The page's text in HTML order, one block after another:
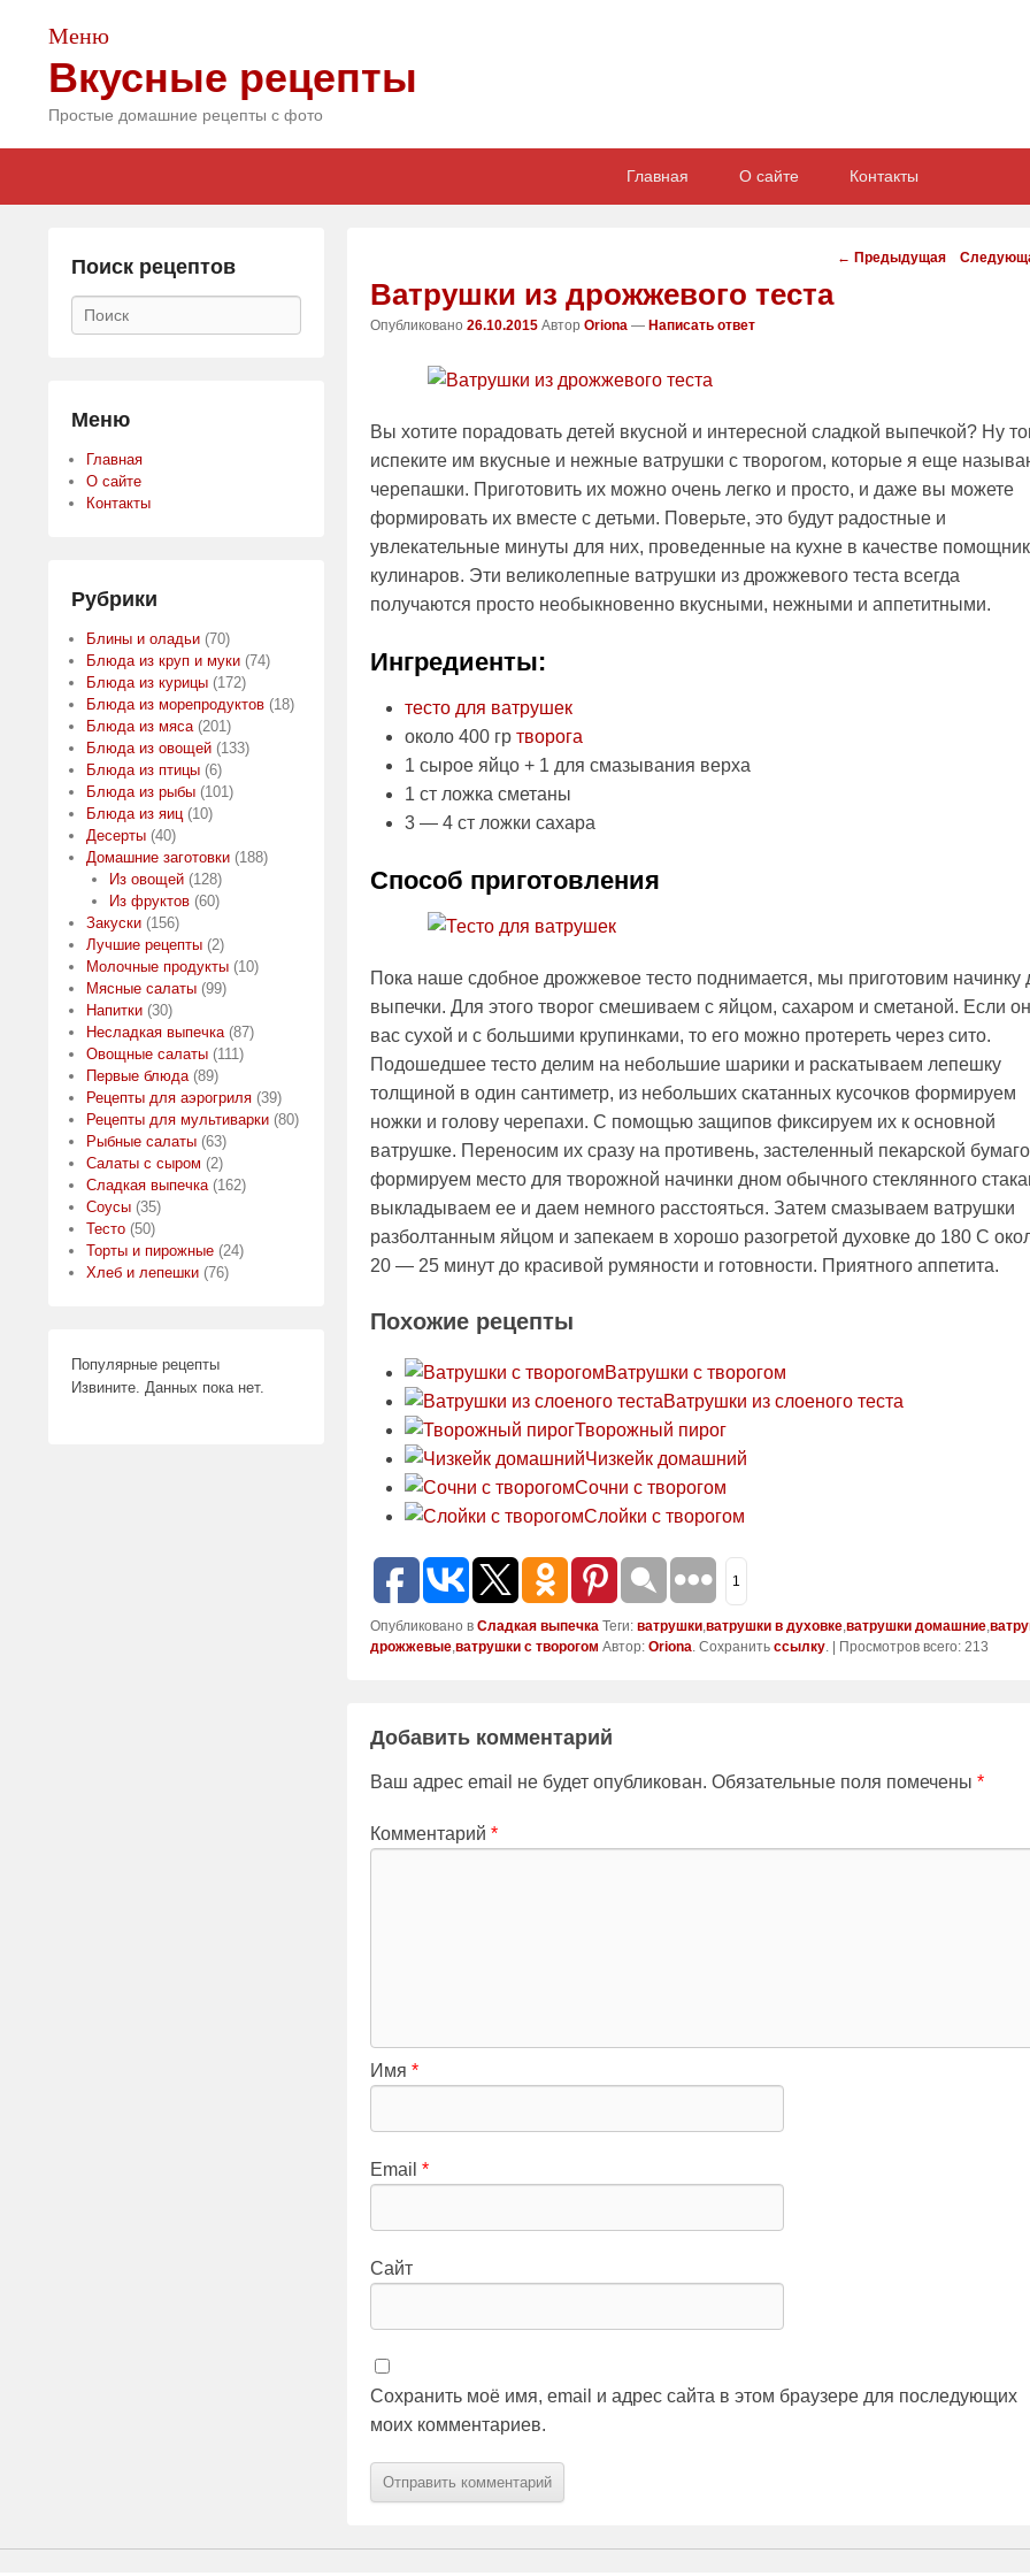
Меню
Вкусные рецепты
Простые домашние рецепты с фото
Главная О сайте Контакты
Навигация
← Предыдущая
Ватрушки из дрожжевого теста
Опубликовано 26.10.2015 Автор Oriona — Написать ответ
Вы хотите порадовать детей вкусной и интересной сладкой выпечкой? Ну
испеките им вкусные и нежные ватрушки с творогом, которые я еще
черепашки. Приготовить их можно очень легко и просто, и даже вы можете
формировать их вместе с детьми. Поверьте, это будут радостные и
увлекательные минуты для них, проведенные на кухне в качестве
кулинаров. Эти великолепные ватрушки из дрожжевого теста всегда
получаются просто необыкновенно вкусными, нежными и аппетитными.
Ингредиенты:
тесто для ватрушек
около 400 гр творога
1 сырое яйцо + 1 для смазывания верха
1 ст ложка сметаны
3 — 4 ст ложки сахара
Способ приготовления
Пока наше сдобное дрожжевое тесто поднимается, мы приготовим начинку
выпечки. Для этого творог смешиваем с яйцом, сахаром и сметаной. Если
вас сухой и с большими крупинками, то его можно протереть через сито.
Подошедшее тесто делим на небольшие шарики и раскатываем лепешку
толщиной в один сантиметр, из небольших скатанных кусочков формируем
ножки и голову черепахи. С помощью защипов фиксируем их к основной
ватрушке. Переносим их сразу на противень, застеленный пекарской
формируем место для творожной начинки дном обычного стеклянного
выкладываем ее и даем немного расстояться. Затем смазываем ватрушки
разболтанным яйцом и запекаем в хорошо разогретой духовке до 180 С
20 — 25 минут до красивой румяности и готовности. Приятного аппетита.
Похожие рецепты
Ватрушки с творогом
Ватрушки из слоеного теста
Творожный пирог
Чизкейк домашний
Сочни с творогом
Слойки с творогом
1
Опубликовано в Сладкая выпечка Теги: ватрушки,ватрушки в духовке,ватрушки домашние,
дрожжевые,ватрушки с творогом Автор: Oriona. Сохранить ссылку. | Просмотров всего: 213
Добавить комментарий
Ваш адрес email не будет опубликован. Обязательные поля помечены *
Комментарий *
Имя *
Email *
Сайт
Сохранить моё имя, email и адрес сайта в этом браузере для последующих
моих комментариев.
Поиск рецептов
Поиск
Меню
Главная
О сайте
Контакты
Рубрики
Блины и оладьи (70)
Блюда из круп и муки (74)
Блюда из курицы (172)
Блюда из морепродуктов (18)
Блюда из мяса(201)
Блюда из овощей (133)
Блюда из птицы (6)
Блюда из рыбы (101)
Блюда из яиц(10)
Десерты (40)
Домашние заготовки (188)
Из овощей(128)
Из фруктов(60)
Закуски (156)
Лучшие рецепты (2)
Молочные продукты (10)
Мясные салаты (99)
Напитки (30)
Несладкая выпечка(87)
Овощные салаты (111)
Первые блюда(89)
Рецепты для аэрогриля (39)
Рецепты для мультиварки (80)
Рыбные салаты (63)
Салаты с сыром (2)
Сладкая выпечка(162)
Соусы (35)
Тесто (50)
Торты и пирожные (24)
Хлеб и лепешки (76)
Популярные рецепты
Извините. Данных пока нет.